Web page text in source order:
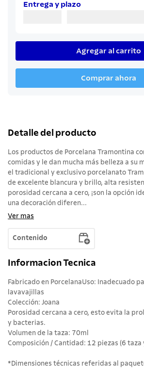
Entrega y plazo
Agregar al carrito
Comprar ahora
Detalle del producto
Los productos de Porcelana Tramontina
comidas y le dan mucha más belleza a su
el tradicional y exclusivo porcelanato
de excelente blancura y brillo, alta
porosidad cercana a cero, ¡son la opción
una decoración diferen...
Ver mas
Contenido
Informacion Tecnica
Fabricado en PorcelanaUso: Inadecuado
lavavajillas
Colección: Joana
Porosidad cercana a cero, esto evita la
y bacterias.
Volumen de la taza: 70ml
Composición / Cantidad: 12 piezas (6
*Dimensiones técnicas referidas al